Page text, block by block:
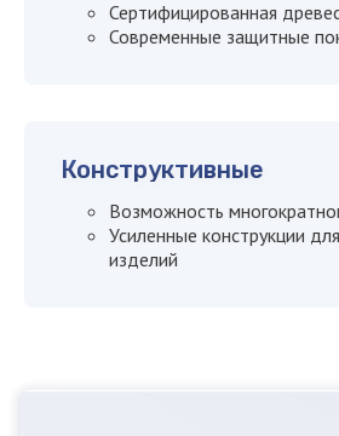
Сертифицированная
Современные защитные
Конструктивные
Возможность
Усиленные конструкции
изделий
Производство